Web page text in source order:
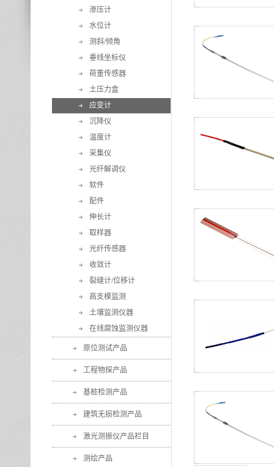
渗压计
水位计
测斜/倾角
垂线坐标仪
荷重传感器
土压力盒
应变计
沉降仪
温度计
采集仪
光纤解调仪
软件
配件
伸长计
取样器
光纤传感器
收敛计
裂缝计/位移计
高支模监测
土壤监测仪器
在线腐蚀监测仪器
原位测试产品
工程物探产品
基桩检测产品
建筑无损检测产品
激光测振仪产品栏目
测绘产品